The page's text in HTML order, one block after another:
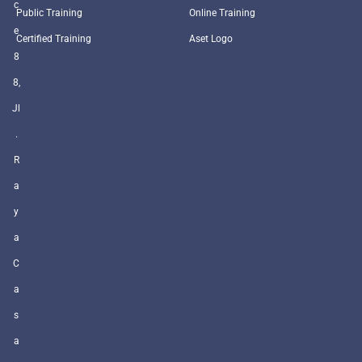
c
e
8
8,
Jl
.
R
a
y
a
C
a
s
a
Public Training
Certified Training
Online Training
Aset Logo